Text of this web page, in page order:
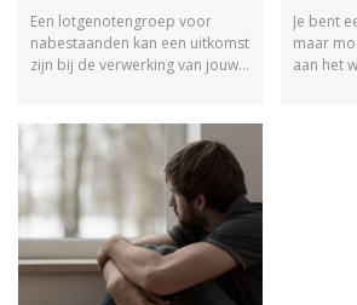
Een lotgenotengroep voor
nabestaanden kan een uitkomst
zijn bij de verwerking van jouw
inhoudt en ontdek of dit bij je
past of niet.
Je bent
maar
aan het